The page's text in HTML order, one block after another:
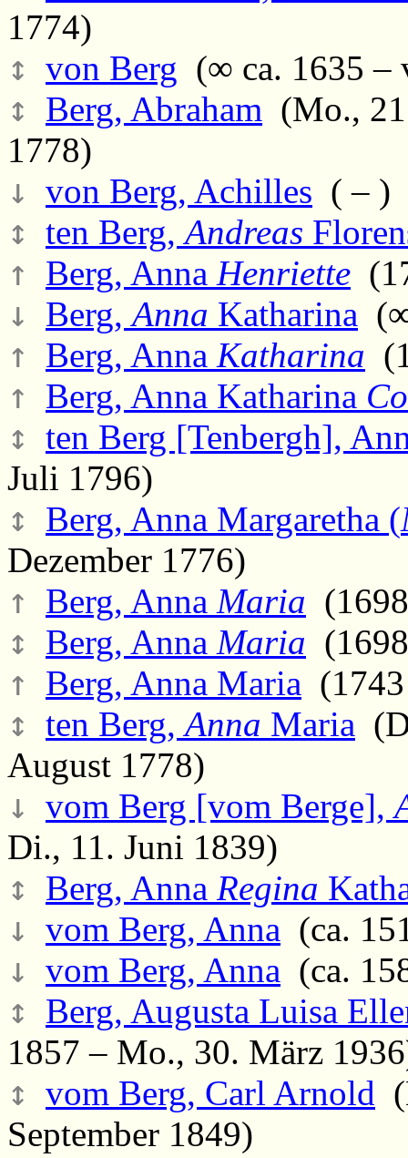
1774)
↕ von Berg (∞ ca. 1635 –
↕ Berg, Abraham (Mo.,
1778)
↓ von Berg, Achilles ( – )
↕ ten Berg,Andreas
↑ Berg, Anna Henriette
↓ Berg,Anna Katharina
↑ Berg, Anna Katharina
↑ Berg, Anna Katharina
↕ ten Berg [Tenbergh],
Juli 1796)
↕ Berg, Anna Margaretha (
Dezember 1776)
↑ Berg, Anna Maria
↕ Berg, Anna Maria
↑ Berg, Anna Maria
↕ ten Berg,Anna Maria
August 1778)
↓ vom Berg [vom Berge],
Di., 11. Juni 1839)
↕ Berg, Anna Regina
↓ vom Berg, Anna (ca.
↓ vom Berg, Anna (ca.
↕ Berg, Augusta Luisa
1857 – Mo., 30. März
↕ vom Berg, Carl Arnold
September 1849)